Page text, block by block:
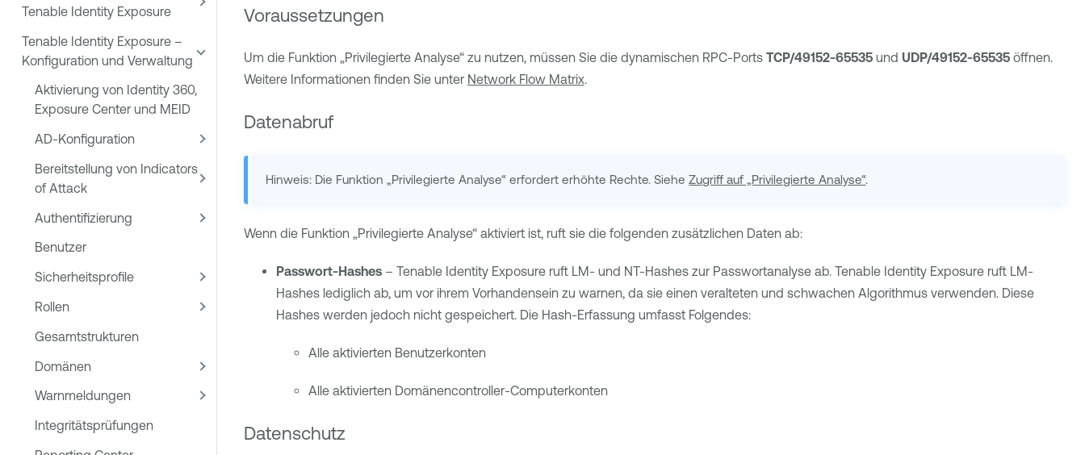
Tenable Identity Exposure
Tenable Identity Exposure –
Konfiguration und Verwaltung
Aktivierung von Identity 360,
Exposure Center und MEID
AD-Konfiguration
Bereitstellung von Indicators
of Attack
Authentifizierung
Benutzer
Sicherheitsprofile
Rollen
Gesamtstrukturen
Domänen
Warnmeldungen
Integritätsprüfungen
Voraussetzungen
Um die Funktion „Privilegierte Analyse“ zu nutzen, müssen Sie die dynamischen RPC-Ports TCP/49152-65535und UDP/49152-65535öffnen.
Weitere Informationen finden Sie unter Network Flow Matrix.
Datenabruf
Hinweis: Die Funktion „Privilegierte Analyse“ erfordert erhöhte Rechte. SieheZugriff auf „Privilegierte Analyse“.
Wenn die Funktion „Privilegierte Analyse“ aktiviert ist, ruft sie die folgenden zusätzlichen Daten ab:
Passwort-Hashes– Tenable Identity Exposureruft LM- und NT-Hashes zur Passwortanalyse ab. Tenable Identity Exposureruft LM-
Hashes lediglich ab, um vor ihrem Vorhandensein zu warnen, da sie einen veralteten und schwachen Algorithmus verwenden. Diese
Hashes werden jedoch nicht gespeichert. Die Hash-Erfassung umfasst Folgendes:
Alle aktivierten Benutzerkonten
Alle aktivierten Domänencontroller-Computerkonten
Datenschutz